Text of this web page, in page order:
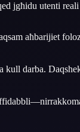
jgħidu utenti reali
aħbarijiet
kull darba.